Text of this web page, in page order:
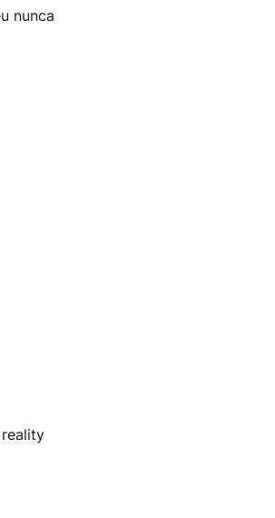
nunca